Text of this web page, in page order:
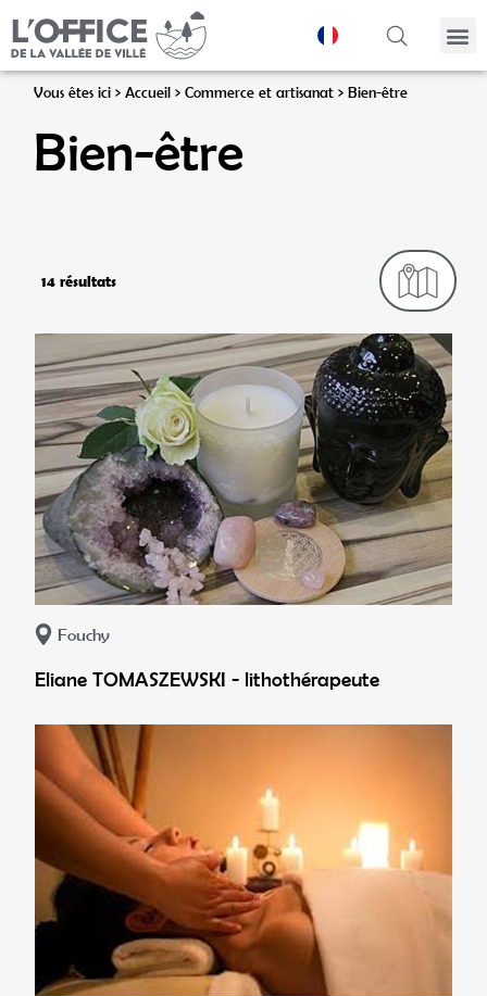
Vous êtes ici >Accueil >Commerce et artisanat >Bien-être
Bien-être
14 résultats
Fouchy
Eliane TOMASZEWSKI - lithothérapeute
Panneau de gestion des cookies